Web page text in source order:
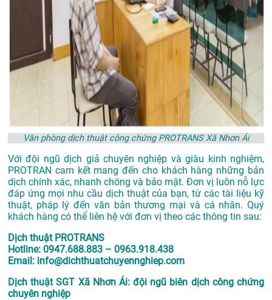
Văn phòng dịch thuật công chứng PROTRANS Xã Nhơn Ái
Với đội ngũ dịch giả chuyên nghiệp và giàu kinh nghiệm,
PROTRAN cam kết mang đến cho khách hàng những bản
dịch chính xác, nhanh chóng và bảo mật. Đơn vị luôn nỗ lực
đáp ứng mọi nhu cầu dịch thuật của bạn, từ các tài liệu kỹ
thuật, pháp lý đến văn bản thương mại và cá nhân. Quý
khách hàng có thể liên hệ với đơn vị theo các thông tin sau:
Dịch thuật PROTRANS
Hotline: 0947.688.883 – 0963.918.438
Email: info@dichthuatchuyennghiep.com
Dịch thuật SGT Xã Nhơn Ái: đội ngũ biên dịch công chứng
chuyên nghiệp